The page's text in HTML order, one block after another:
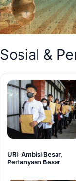
Sosial &
URI: Ambisi Besar,
Pertanyaan Besar